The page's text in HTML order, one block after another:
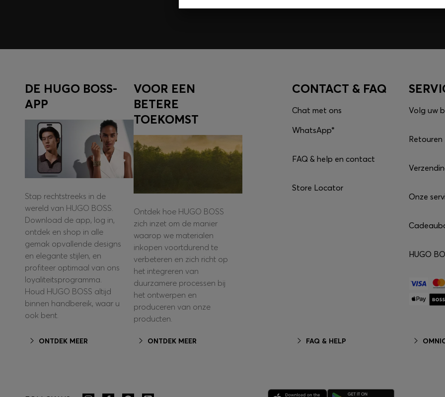
DE HUGO BOSS-
APP
Stap rechtstreeks in de
wereld van HUGO BOSS.
Download de app, log in,
ontdek en shop in alle
gemak opvallende designs
en elegante stijlen, en
profiteer optimaal van ons
loyaliteitsprogramma.
Houd HUGO BOSS altijd
binnen handbereik, waar u
ook bent.
ONTDEK MEER
VOOR EEN
BETERE
TOEKOMST
Ontdek hoe HUGO BOSS
zich inzet om de manier
waarop we materialen
inkopen voortdurend te
verbeteren en zich richt op
het integreren van
duurzamere processen bij
het ontwerpen en
produceren van onze
producten.
ONTDEK MEER
CONTACT & FAQ
Chat met ons
WhatsApp*
FAQ & help en contact
Store Locator
FAQ & HELP
Volg uw
Retouren
Onze
HUGO